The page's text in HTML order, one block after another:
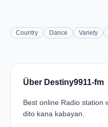
Country Dance Variety
Über Destiny9911-fm
Best online Radio station
dito kana kabayan.